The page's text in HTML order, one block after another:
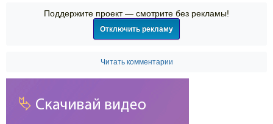
Поддержите проект — смотрите без рекламы!
Отключить рекламу
Читать комментарии